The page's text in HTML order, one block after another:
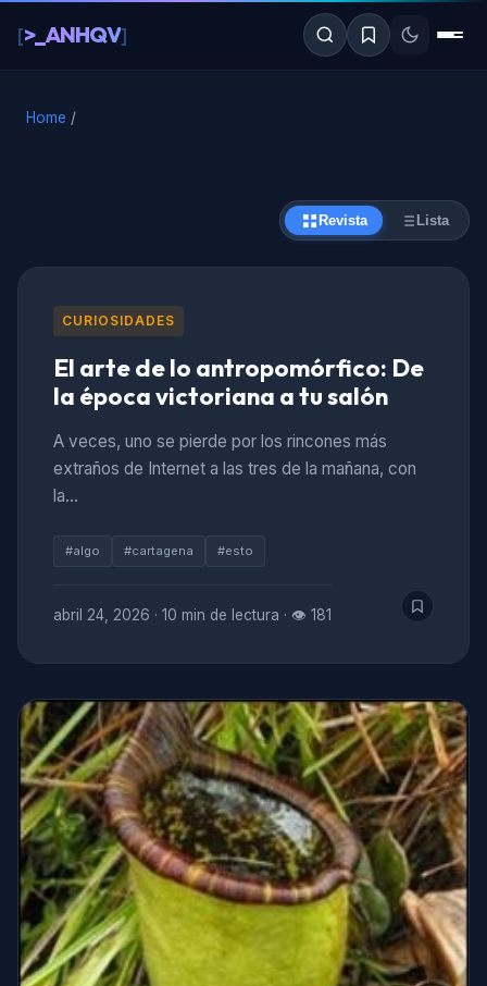
contenido
[>_ANHQV]
Home /
Revista Lista
CURIOSIDADES
El arte de lo antropomórfico: De
la época victoriana a tu salón
A veces, uno se pierde por los rincones más
extraños de Internet a las tres de la mañana, con
la…
#algo #cartagena #esto
abril 24, 2026 · 10 min de lectura · 👁 181